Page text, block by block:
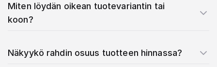
Miten löydän oikean tuotevariantin tai
koon?
Näkyykö rahdin osuus tuotteen hinnassa?